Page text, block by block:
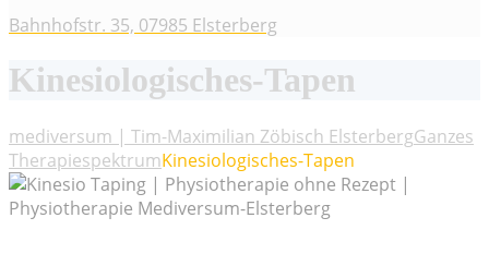
Bahnhofstr. 35, 07985 Elsterberg
Kinesiologisches-Tapen
mediversum | Tim-Maximilian Zöbisch ElsterbergGanzes
TherapiespektrumKinesiologisches-Tapen